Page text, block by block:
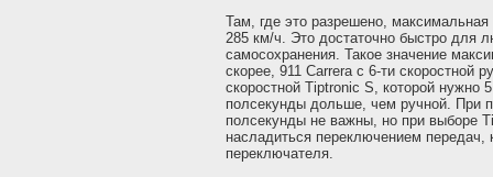
Там, где это разрешено, максимальная
285 км/ч. Это достаточно быстро для
самосохранения. Такое значение
скорее, 911 Carrera с 6-ти скоростной
скоростной Tiptronic S, которой нужно
полсекунды дольше, чем ручной. При
полсекунды не важны, но при выборе
насладиться переключением
переключателя.